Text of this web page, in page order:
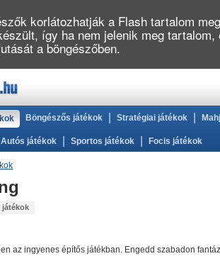
Böngészős játékok Stratégiai játékok
Autós játékok Sportos játékok Focis játékok
játékok
az ingyenes építős játékban. Engedd szabadon
korlátozhatják a Flash tartalom
így ha nem jelenik meg
a böngészőben.